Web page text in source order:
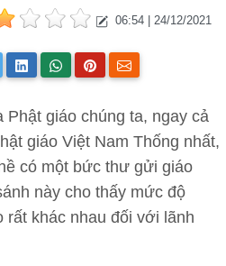
06:54 | 24/12/2021
Phật giáo chúng ta, ngay cả
giáo Việt Nam Thống nhất,
có một bức thư gửi giáo
này cho thấy mức độ
rất khác nhau đối với lãnh